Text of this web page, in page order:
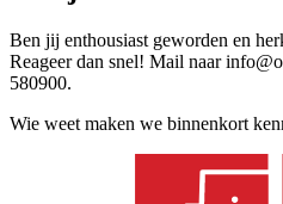
Ben jij enthousiast geworden en
Reageer dan snel! Mail naar
580900.
Wie weet maken we binnenkort